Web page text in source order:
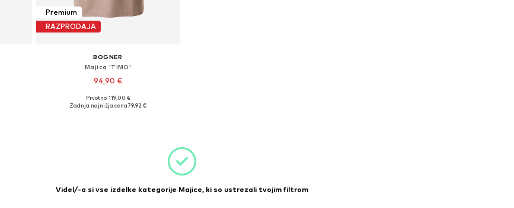
Premium
RAZPRODAJA
BOGNER
Majica 'TIMO'
94,90 €
+1
Razpoložljive velikosti: M
Prvotno: 119,00 €
Zadnja najnižja cena79,92 €
Videl/-a si vse izdelke kategorije Majice, ki so ustrezali tvojim filtrom